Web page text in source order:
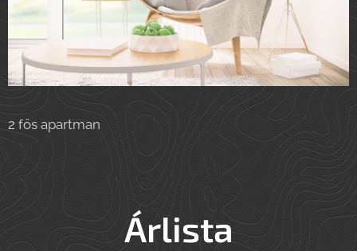
2 fős apartman
Árlista